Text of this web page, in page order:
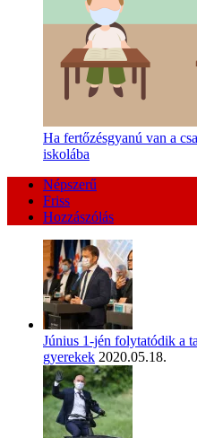
Ha fertőzésgyanú van a
iskolába
Népszerű
Friss
Hozzászólás
Június 1-jén folytatódik a
gyerekek 2020.05.18.